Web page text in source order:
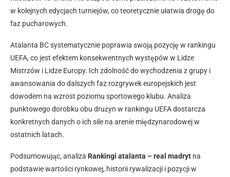
w kolejnych edycjach turniejów, co teoretycznie ułatwia drogę do
faz pucharowych.
Atalanta BC systematycznie poprawia swoją pozycję w rankingu
UEFA, co jest efektem konsekwentnych występów w Lidze
Mistrzów i Lidze Europy. Ich zdolność do wychodzenia z grupy i
awansowania do dalszych faz rozgrywek europejskich jest
dowodem na wzrost poziomu sportowego klubu. Analiza
punktowego dorobku obu drużyn w rankingu UEFA dostarcza
konkretnych danych o ich sile na arenie międzynarodowej w
ostatnich latach.
Podsumowując, analiza Rankingi atalanta – real madryt na
podstawie wartości rynkowej, historii rywalizacji i pozycji w